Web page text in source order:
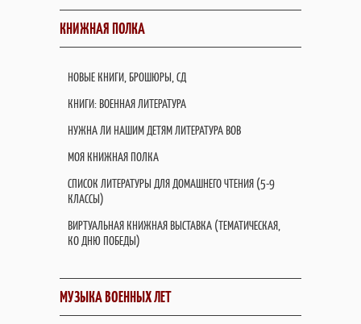
КНИЖНАЯ ПОЛКА
НОВЫЕ КНИГИ, БРОШЮРЫ, СД
КНИГИ: ВОЕННАЯ ЛИТЕРАТУРА
НУЖНА ЛИ НАШИМ ДЕТЯМ ЛИТЕРАТУРА ВОВ
МОЯ КНИЖНАЯ ПОЛКА
СПИСОК ЛИТЕРАТУРЫ ДЛЯ ДОМАШНЕГО ЧТЕНИЯ (5-9
КЛАССЫ)
ВИРТУАЛЬНАЯ КНИЖНАЯ ВЫСТАВКА (ТЕМАТИЧЕСКАЯ,
КО ДНЮ ПОБЕДЫ)
МУЗЫКА ВОЕННЫХ ЛЕТ